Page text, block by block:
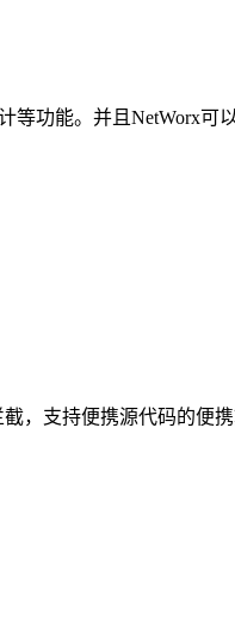
功能。并且NetWorx可
，支持便携源代码的便